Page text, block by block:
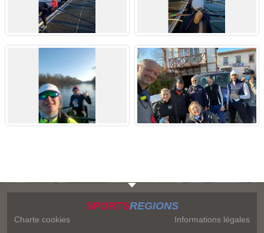
SPORTSREGIONS
Charte cookies
Informations légales